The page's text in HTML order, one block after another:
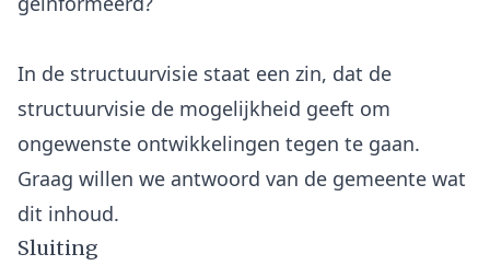
In de structuurvisie staat een zin, dat de
structuurvisie de mogelijkheid geeft om
ongewenste ontwikkelingen tegen te gaan.
Graag willen we antwoord van de gemeente wat
Sluiting